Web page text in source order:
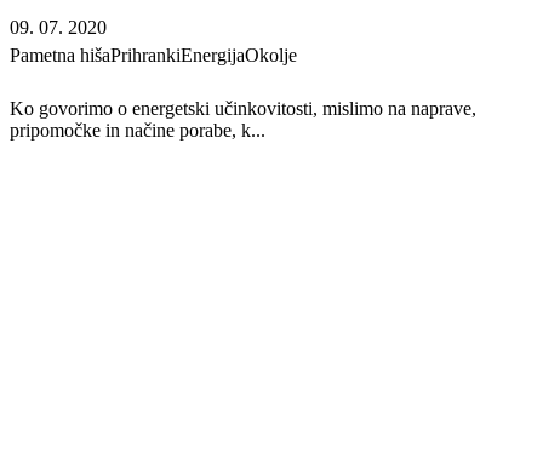
09. 07. 2020
Pametna hišaPrihrankiEnergijaOkolje
Ko govorimo o energetski učinkovitosti, mislimo na naprave,
pripomočke in načine porabe, k...